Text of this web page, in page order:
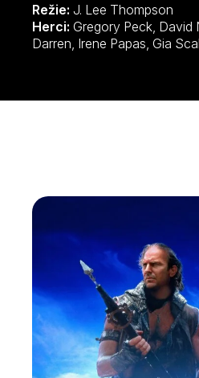
Režie: J. Lee Thompson
Herci: